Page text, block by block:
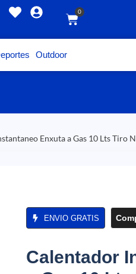
0
Outdoor
Enxuta a Gas 10 Lts Tiro
ENVIO GRATIS
Calentador